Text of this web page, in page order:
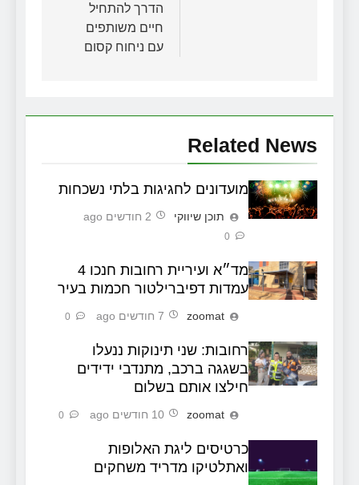
הדרך להתחיל
חיים משותפים
עם ניחוח קסום
Related News
מועדונים לחגיגות בלתי נשכחות
תוכן שיווקי 2 חודשים ago
0
מד״א ועיריית רחובות חנכו 4
עמדות דפיברילטור חכמות בעיר
zoomat 7 חודשים ago 0
רחובות: שני תינוקות ננעלו
בשגגה ברכב, מתנדבי ידידים
חילצו אותם בשלום
zoomat 10 חודשים ago 0
כרטיסים ליגת האלופות
ואתלטיקו מדריד משחקים